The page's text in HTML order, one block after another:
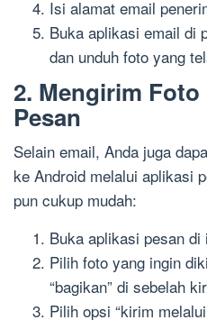
Isi alamat email
Buka aplikasi email di
dan unduh foto yang
2. Mengirim
Pesan
Selain email, Anda juga
ke Android melalui aplikasi
pun cukup mudah:
Buka aplikasi pesan di
Pilih foto yang ingin
“bagikan” di sebelah
Pilih opsi “kirim